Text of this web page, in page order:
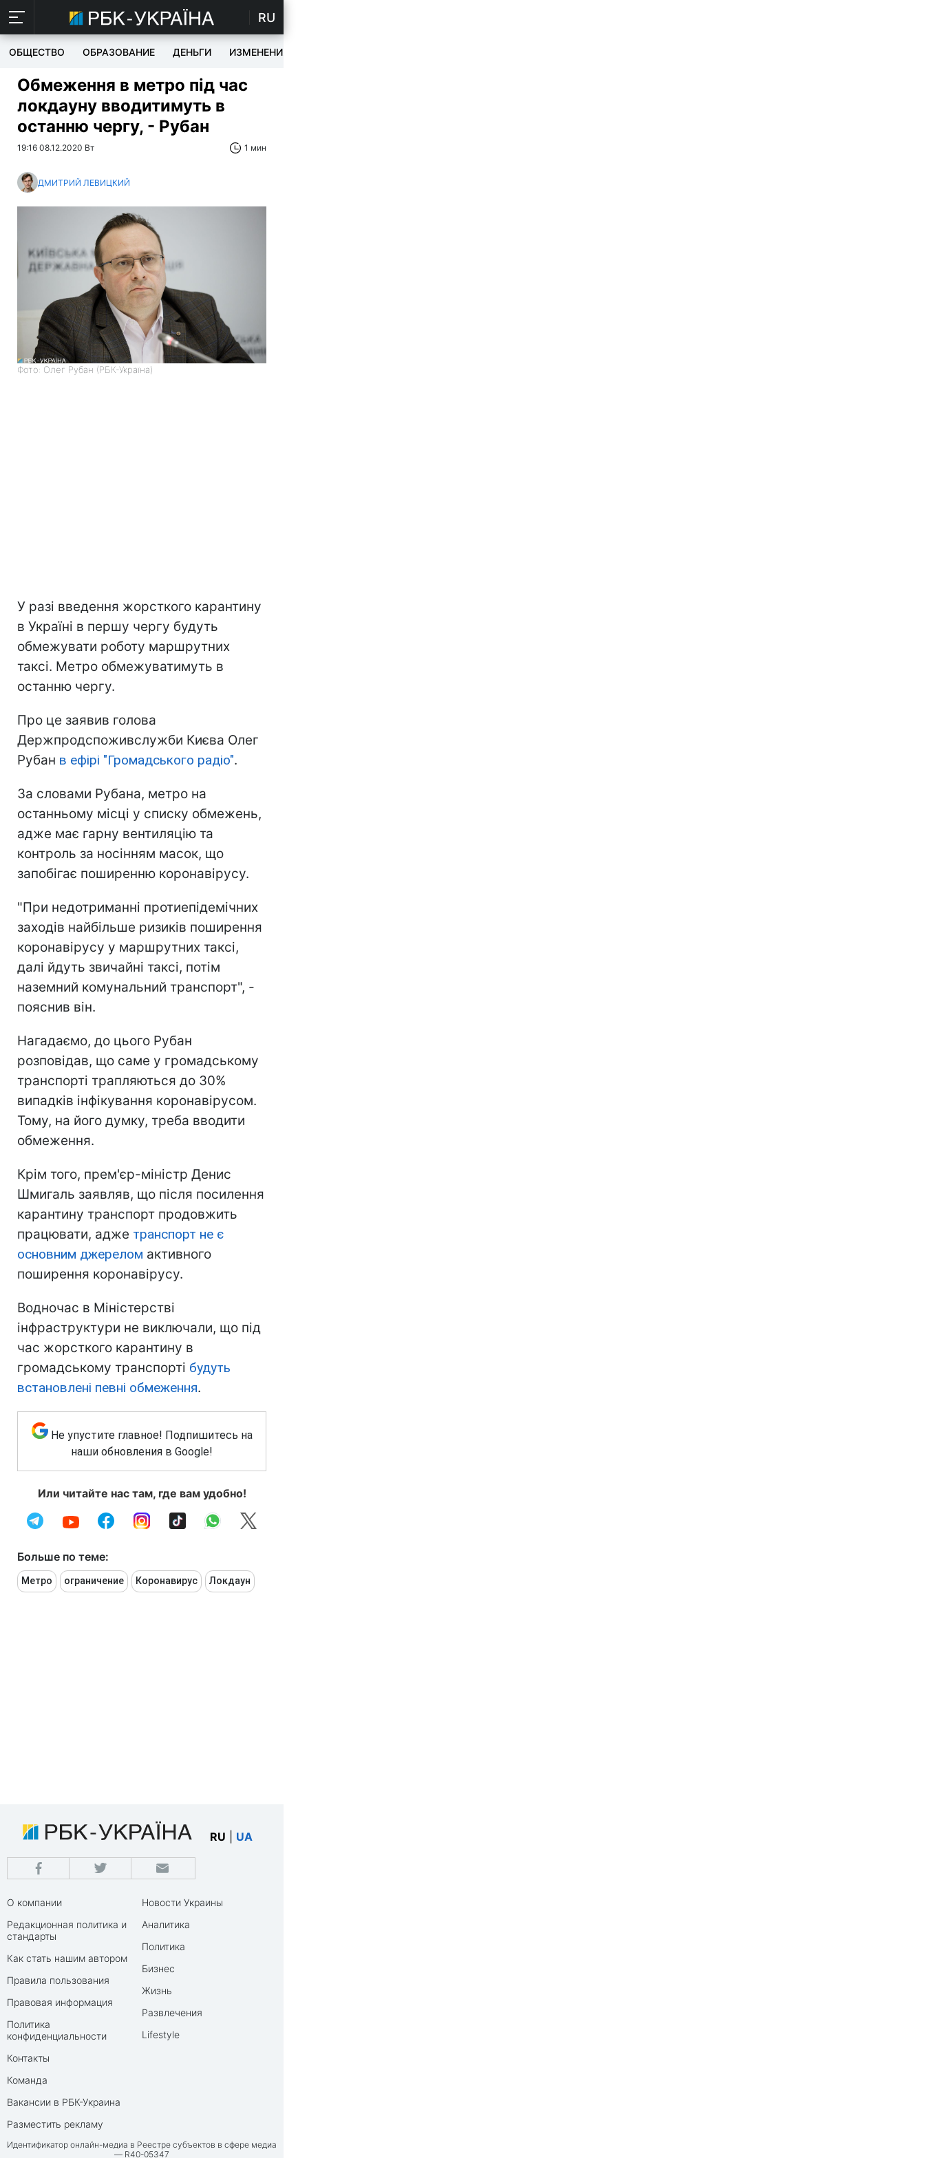
RU
ОБЩЕСТВО ОБРАЗОВАНИЕ ДЕНЬГИ ИЗМЕНЕНИЯ
Обмеження в метро під час
локдауну вводитимуть в
останню чергу, - Рубан
19:16 08.12.2020 Вт 1 мин
ДМИТРИЙ ЛЕВИЦКИЙ
Фото: Олег Рубан (РБК-Україна)
У разі введення жорсткого карантину
в Україні в першу чергу будуть
обмежувати роботу маршрутних
таксі. Метро обмежуватимуть в
останню чергу.
Про це заявив голова
Держпродспоживслужби Києва Олег
Рубан в ефірі "Громадського радіо".
За словами Рубана, метро на
останньому місці у списку обмежень,
адже має гарну вентиляцію та
контроль за носінням масок, що
запобігає поширенню коронавірусу.
"При недотриманні протиепідемічних
заходів найбільше ризиків поширення
коронавірусу у маршрутних таксі,
далі йдуть звичайні таксі, потім
наземний комунальний транспорт", -
пояснив він.
Нагадаємо, до цього Рубан
розповідав, що саме у громадському
транспорті трапляються до 30%
випадків інфікування коронавірусом.
Тому, на його думку, треба вводити
обмеження.
Крім того, прем'єр-міністр Денис
Шмигаль заявляв, що після посилення
карантину транспорт продовжить
працювати, адже транспорт не є
основним джерелом активного
поширення коронавірусу.
Водночас в Міністерстві
інфраструктури не виключали, що під
час жорсткого карантину в
громадському транспорті будуть
встановлені певні обмеження.
Не упустите главное! Подпишитесь на
наши обновления в Google!
Или читайте нас там, где вам удобно!
Больше по теме:
Метро ограничение Коронавирус Локдаун
RU UA
О компании
Редакционная политика и
стандарты
Как стать нашим автором
Правила пользования
Правовая информация
Политика
конфиденциальности
Контакты
Команда
Вакансии в РБК-Украина
Разместить рекламу
Новости Украины
Аналитика
Политика
Бизнес
Жизнь
Развлечения
Lifestyle
Идентификатор онлайн-медиа в Реестре субъектов в сфере медиа
— R40-05347